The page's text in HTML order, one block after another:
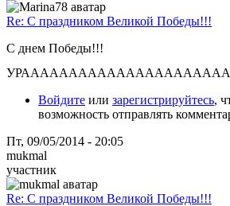
Re: С праздником Великой Победы!!!
С днем Победы!!!
Войдите или зарегистрируйтесь,
возможность отправлять
Пт, 09/05/2014 - 20:05
mukmal
участник
Re: С праздником Великой Победы!!!